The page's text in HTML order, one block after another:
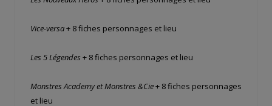
Vice-versa+ 8 fiches personnages et lieu
Les 5 Légendes + 8 fiches personnages et lieu
Monstres Academy et Monstres &Cie+ 8 fiches personnages
et lieu